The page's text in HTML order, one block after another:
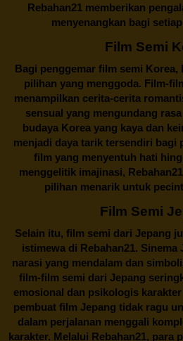
Rebahan21 memberikan
menyenangkan bagi
Film Semi
Bagi penggemar film semi Korea,
pilihan yang menggoda. Film-
menampilkan cerita-cerita
sensual yang mengundang
budaya Korea yang kaya dan
menjadi daya tarik tersendiri bagi
film yang menyentuh hati
menggelitik imajinasi, Rebahan21
pilihan menarik untuk
Film Semi
Selain itu, film semi dari Jepang
istimewa di Rebahan21. Sinema
narasi yang mendalam dan
film-film semi dari Jepang
emosional dan psikologis
pembuat film Jepang tidak ragu
dalam perjalanan menggali
karakter. Melalui Rebahan21, para